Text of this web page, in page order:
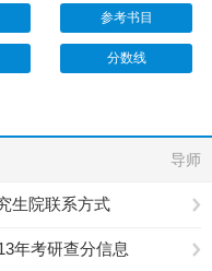
参考书目
分数线
导师
生院联系方式
年考研查分信息